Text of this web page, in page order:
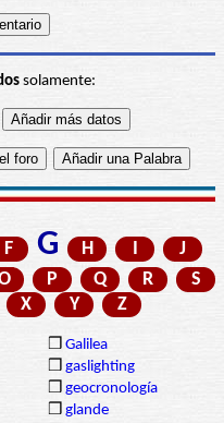
solamente:
F G H I
J
P Q R
S
X Y Z
❒ Galilea
❒ gaslighting
❒ geocronología
❒ glande